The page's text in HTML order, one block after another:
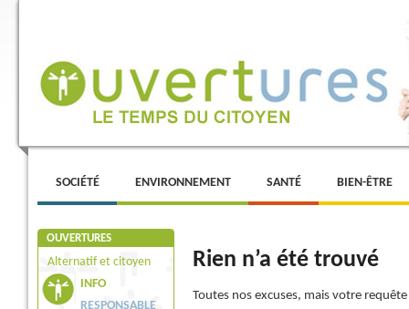
Menu principal
ALLER AU CONTENU PRINCIPAL
ALLER AU CONTENU SECONDAIRE
SOCIÉTÉ ENVIRONNEMENT SANTÉ BIEN-ÊTRE
OUVERTURES
Alternatif et citoyen
INFO
RESPONSABLE
Rien n’a été trouvé
Toutes nos excuses, mais votre